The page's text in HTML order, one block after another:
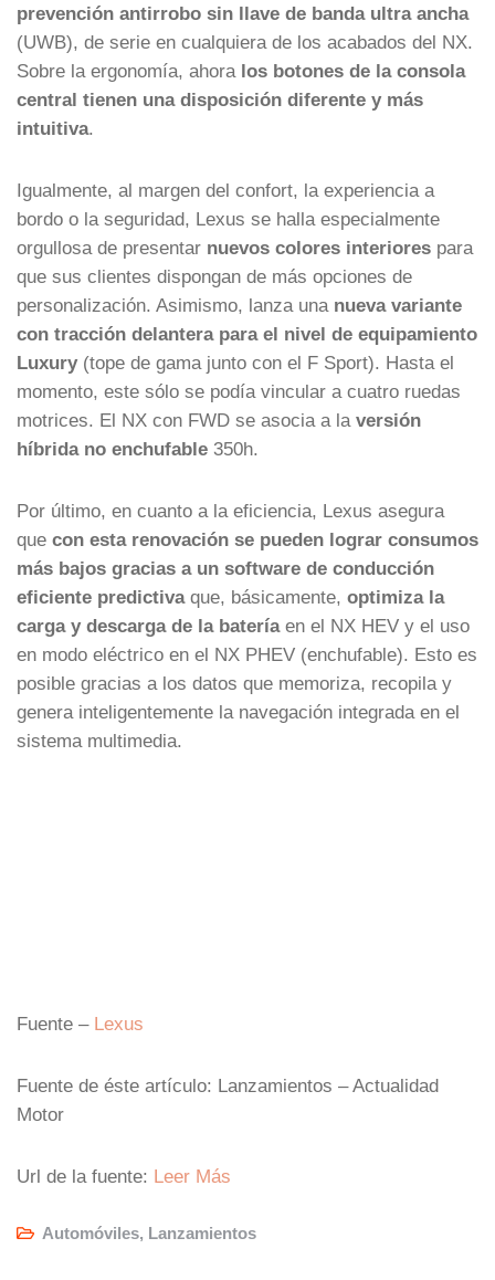
prevención antirrobo sin llave de banda ultra ancha
(UWB), de serie en cualquiera de los acabados del NX.
Sobre la ergonomía, ahora los botones de la consola
central tienen una disposición diferente y más
intuitiva.
Igualmente, al margen del confort, la experiencia a
bordo o la seguridad, Lexus se halla especialmente
orgullosa de presentar nuevos colores interiores para
que sus clientes dispongan de más opciones de
personalización. Asimismo, lanza una nueva variante
con tracción delantera para el nivel de equipamiento
Luxury(tope de gama junto con el F Sport). Hasta el
momento, este sólo se podía vincular a cuatro ruedas
motrices. El NX con FWD se asocia a la versión
híbrida no enchufable 350h.
Por último, en cuanto a la eficiencia, Lexus asegura
que con esta renovación se pueden lograr consumos
más bajos gracias a un software de conducción
eficiente predictivaque, básicamente, optimiza la
carga y descarga de la bateríaen el NX HEV y el uso
en modo eléctrico en el NX PHEV (enchufable). Esto es
posible gracias a los datos que memoriza, recopila y
genera inteligentemente la navegación integrada en el
sistema multimedia.
Fuente – Lexus
Fuente de éste artículo: Lanzamientos – Actualidad
Motor
Url de la fuente: Leer Más
Automóviles, Lanzamientos